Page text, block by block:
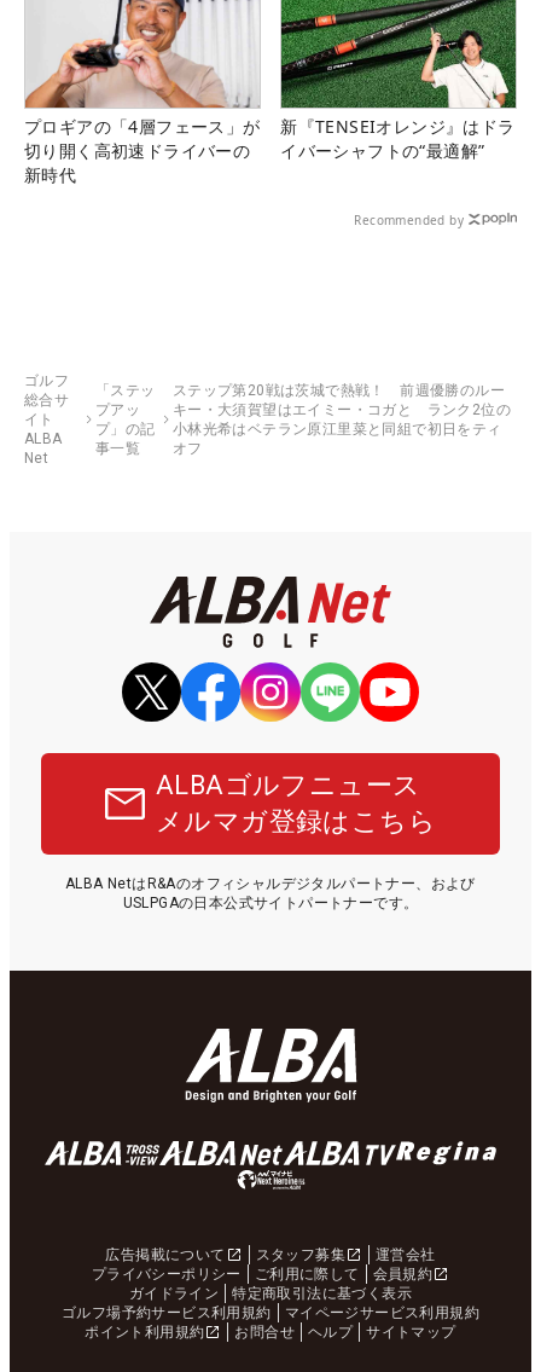
プロギアの「4層フェース」が
切り開く高初速ドライバーの
新時代
新『TENSEIオレンジ』はドラ
イバーシャフトの“最適解”
Recommended by
ゴルフ
総合サ
イト
ALBA
Net
「ステッ
プアッ
プ」の記
事一覧
ステップ第20戦は茨城で熱戦！ 前週優勝のルー
キー・大須賀望はエイミー・コガと ランク2位の
小林光希はベテラン原江里菜と同組で初日をティ
オフ
ALBAゴルフニュース
メルマガ登録はこちら
ALBA NetはR&Aのオフィシャルデジタルパートナー、および
USLPGAの日本公式サイトパートナーです。
広告掲載について スタッフ募集
運営会社
プライバシーポリシー
ご利用に際して
会員規約
ガイドライン
特定商取引法に基づく表示
ゴルフ場予約サービス利用規約
マイページサービス利用規約
ポイント利用規約
お問合せ ヘルプ サイトマップ